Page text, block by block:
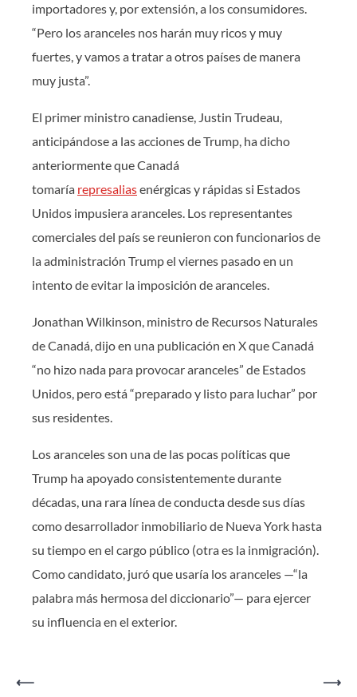
importadores y, por extensión, a los consumidores.
“Pero los aranceles nos harán muy ricos y muy
fuertes, y vamos a tratar a otros países de manera
muy justa”.
El primer ministro canadiense, Justin Trudeau,
anticipándose a las acciones de Trump, ha dicho
anteriormente que Canadá
tomaría represaliasenérgicas y rápidas si Estados
Unidos impusiera aranceles. Los representantes
comerciales del país se reunieron con funcionarios de
la administración Trump el viernes pasado en un
intento de evitar la imposición de aranceles.
Jonathan Wilkinson, ministro de Recursos Naturales
de Canadá, dijo en una publicación en X que Canadá
“no hizo nada para provocar aranceles” de Estados
Unidos, pero está “preparado y listo para luchar” por
sus residentes.
Los aranceles son una de las pocas políticas que
Trump ha apoyado consistentemente durante
décadas, una rara línea de conducta desde sus días
como desarrollador inmobiliario de Nueva York hasta
su tiempo en el cargo público (otra es la inmigración).
Como candidato, juró que usaría los aranceles —“la
palabra más hermosa del diccionario”— para ejercer
su influencia en el exterior.
Navegación
⟵
⟶